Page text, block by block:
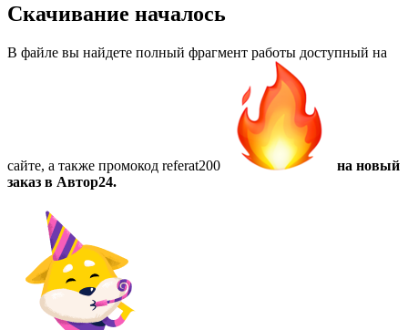
Скачивание началось
В файле вы найдете полный фрагмент работы доступный на
сайте, а также промокод referat200
на новый
заказ в Автор24.